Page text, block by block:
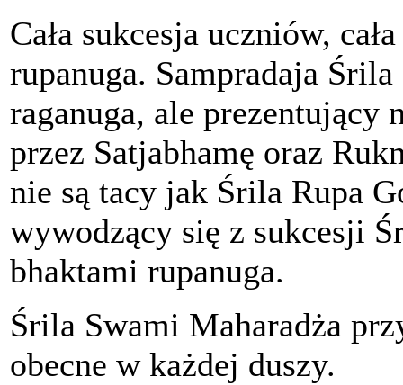
Cała sukcesja uczniów,
rupanuga. Sampradaja
raganuga, ale prezentujący
przez Satjabhamę oraz
nie są tacy jak Śrila Rupa
wywodzący się z sukcesji
bhaktami rupanuga.
Śrila Swami Maharadża
obecne w każdej duszy.